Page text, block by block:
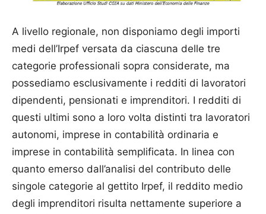
A livello regionale, non disponiamo degli importi
medi dell’Irpef versata da ciascuna delle tre
categorie professionali sopra considerate, ma
possediamo esclusivamente i redditi di lavoratori
dipendenti, pensionati e imprenditori. I redditi di
questi ultimi sono a loro volta distinti tra lavoratori
autonomi, imprese in contabilità ordinaria e
imprese in contabilità semplificata. In linea con
quanto emerso dall’analisi del contributo delle
singole categorie al gettito Irpef, il reddito medio
degli imprenditori risulta nettamente superiore a